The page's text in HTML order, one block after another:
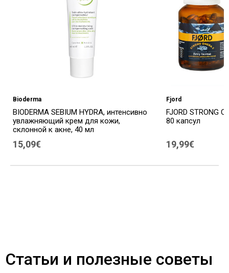
Bioderma
BIODERMA SEBIUM HYDRA, интенсивно
увлажняющий крем для кожи,
склонной к акне, 40 мл
15,09€
Fjord
FJORD STRONG
80 капсул
19,99€
Статьи и полезные советы